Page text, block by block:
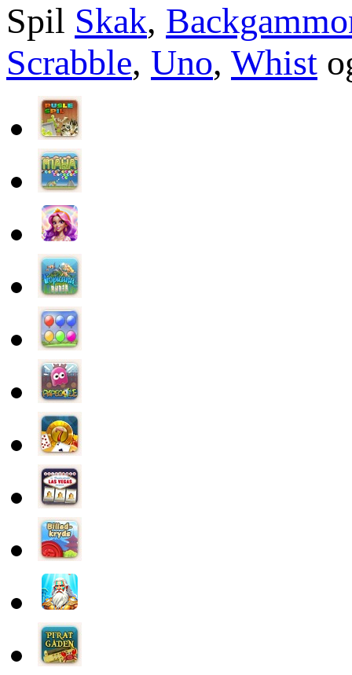
Spil Skak,
Scrabble, Uno, Whist